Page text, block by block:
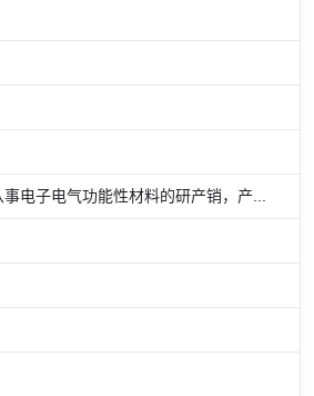
电子电气功能性材料的研产销，产...